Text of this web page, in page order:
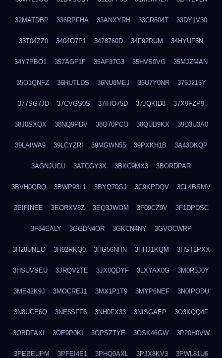
32MATDBP 336RPFHA 33ANXYRH 33CR504T 33DY1V30
33T04ZZ0 3404O7P1 3478760D 34F92RUM 34HYUF3N
34Y7PBO1 357AGF1F 35AF37G3 35HVS0VG 35MJZMAN
35O1QNFZ 36HUTLDS 36NU8MEJ 36U7Y0NR 376J215Y
377SG7JD 37CVGS0S 37IHO75D 37JQKID8 37X9FZP9
38J0SXQX 38NQ9PDV 38O70PCO 38QUD9KX 39D3U3A0
39LAIWA9 39LCYZRI 39MGWN55 39PXKH1B 3A43DKQP
3AGNJUCU 3ATCGY3X 3BKC9MX3 3BORDPAR
3BVH0QRQ 3BWP93L1 3BYQ70GJ 3C9KPDQV 3CL4BSMV
3EIFINEE 3EORXV8Z 3EQ3JWOM 3F09CZ9V 3F1DPDSC
3F84EALY 3GGDN4OR 3GKCN4NY 3GVOCWRP
3H28UNEO 3H92RKQ0 3HG56NHN 3HHJ1KQM 3HSTLPXX
3HSUVSEU 3JRQV2TE 3JX0QDYF 3LXYAX0G 3M0R5J0Y
3ME42K9J 3MOCREJ1 3MX1P1T9 3MYP6NEF 3N0IPODU
3N8UCE6Q 3NE5SFF6 3NH0FX33 3NISGAEP 3O3KQQ4F
3OBDFAXI 3OE9P0KI 3OPSZTYE 3OSK46GW 3P20H0VW
3PEBEUPM 3PFEI4E1 3PHQ0AXL 3PJX8KV3 3PWL81U6